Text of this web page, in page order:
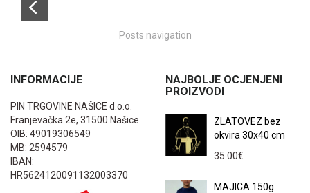
Posts navigation
INFORMACIJE
PIN TRGOVINE NAŠICE d.o.o.
Franjevačka 2e, 31500 Našice
OIB: 49019306549
MB: 2594579
IBAN:
HR5624120091132003370
NAJBOLJE OCJENJENI
PROIZVODI
ZLATOVEZ bez
okvira 30x40 cm
35.00€
MAJICA 150g